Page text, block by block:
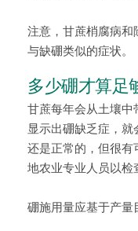
注意，甘蔗梢腐病和
与缺硼类似的症状。
多少硼才算足
甘蔗每年会从土壤中
显示出硼缺乏症，
还是正常的，但很有
地农业专业人员以检
硼施用量应基于产量